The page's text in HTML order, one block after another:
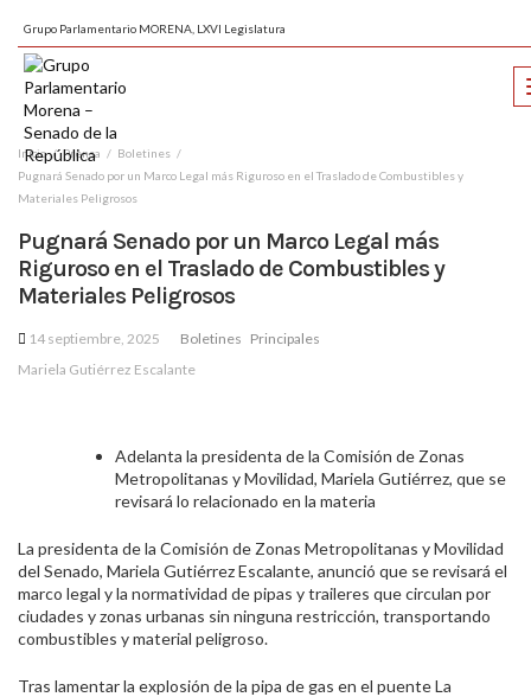
Grupo Parlamentario MORENA, LXVI Legislatura
Inicio Prensa
Boletines
Pugnará Senado por un Marco Legal más Riguroso en el Traslado de Combustibles y
Materiales Peligrosos
Pugnará Senado por un Marco Legal más
Riguroso en el Traslado de Combustibles y
Materiales Peligrosos
14 septiembre, 2025 Boletines Principales
Mariela Gutiérrez Escalante
Adelanta la presidenta de la Comisión de Zonas
Metropolitanas y Movilidad, Mariela Gutiérrez, que se
revisará lo relacionado en la materia
La presidenta de la Comisión de Zonas Metropolitanas y Movilidad
del Senado, Mariela Gutiérrez Escalante, anunció que se revisará el
marco legal y la normatividad de pipas y traileres que circulan por
ciudades y zonas urbanas sin ninguna restricción, transportando
combustibles y material peligroso.
Tras lamentar la explosión de la pipa de gas en el puente La